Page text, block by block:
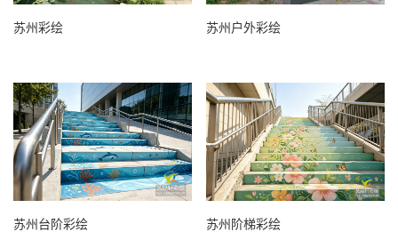
苏州彩绘 苏州户外彩绘
苏州台阶彩绘 苏州阶梯彩绘